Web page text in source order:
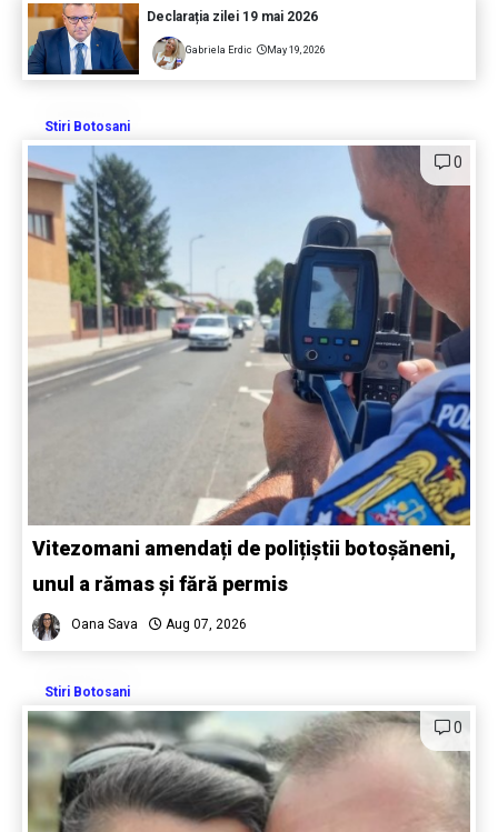
Declarația zilei 19 mai 2026
Gabriela Erdic May 19, 2026
Stiri Botosani
0
Vitezomani amendați de polițiștii botoșăneni,
unul a rămas și fără permis
Oana Sava Aug 07, 2026
Stiri Botosani
0